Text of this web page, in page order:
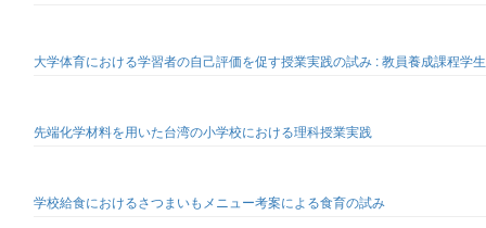
大学体育における学習者の自己評価を促す授業実践の試み : 教員養成課程学
先端化学材料を用いた台湾の小学校における理科授業実践
学校給食におけるさつまいもメニュー考案による食育の試み